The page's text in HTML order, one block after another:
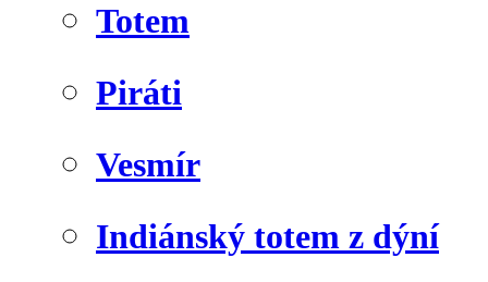
Totem
Piráti
Vesmír
Indiánský totem z dýní